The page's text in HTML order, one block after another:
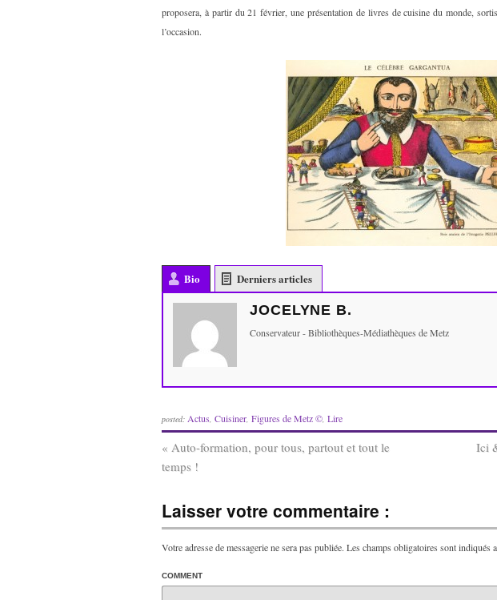
proposera, à partir du 21 février, une présentation de livres de cuisine du monde,
l’occasion.
Bio Derniers articles
JOCELYNE B.
Conservateur - Bibliothèques-Médiathèques de Metz
posted: Actus, Cuisiner, Figures de Metz ©, Lire
« Auto-formation, pour tous, partout et tout le
temps !
Ici
Laisser votre commentaire :
Votre adresse de messagerie ne sera pas publiée. Les champs obligatoires sont indiqués
COMMENT